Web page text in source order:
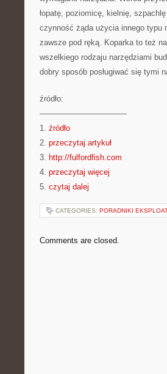
łopatę, poziomicę, kielnię,
czynność żąda użycia innego typu
zawsze pod ręką. Koparka to też
wszelkiego rodzaju narzędziami
dobry sposób posługiwać się tymi
źródło:
———————————
1. źródło
2. przeczytaj artykuł
3. http://fulfordfish.com
4. przeczytaj więcej
5. czytaj dalej
CATEGORIES: PORADNIKI
Comments are closed.